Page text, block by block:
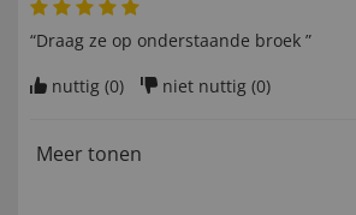
“Draag ze op onderstaande broek ”
nuttig (0) niet nuttig (0)
Meer tonen